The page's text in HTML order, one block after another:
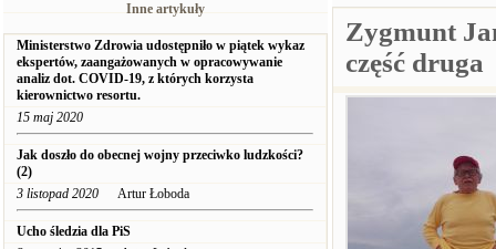
Inne artykuły
Ministerstwo Zdrowia udostępniło w piątek wykaz
ekspertów, zaangażowanych w opracowywanie
analiz dot. COVID-19, z których korzysta
kierownictwo resortu.
15 maj 2020
Jak doszło do obecnej wojny przeciwko ludzkości?
(2)
3 listopad 2020 Artur Łoboda
Ucho śledzia dla PiS
Zygmunt
część druga